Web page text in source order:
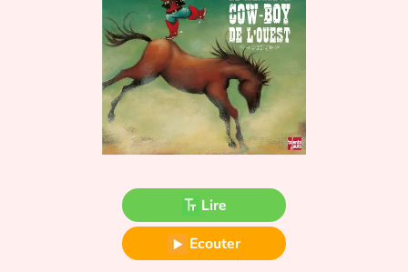
Contes d'ici et d'ailleurs
Fable, mythe, littérature et poésie
Princesses et princes, rois, reines et dragons
Ogres, monstres et sorcières
Lire
Ecouter